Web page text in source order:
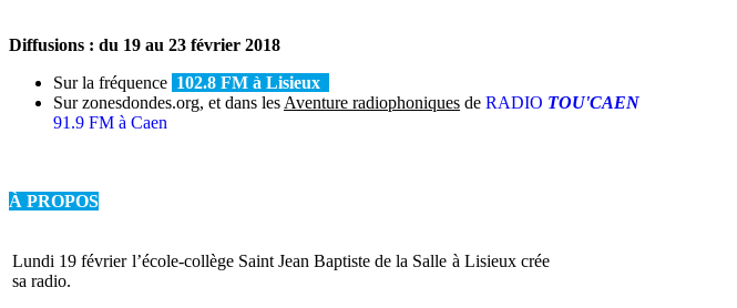
Diffusions : du 19 au 23 février 2018
Sur la fréquence 102.8 FM à Lisieux
Sur zonesdondes.org, et dans lesAventure radiophoniques de RADIO TOU'CAEN
91.9 FM à Caen
À PROPOS
Lundi 19 février l’école-collège Saint Jean Baptiste de la Salle à Lisieux crée
sa radio.